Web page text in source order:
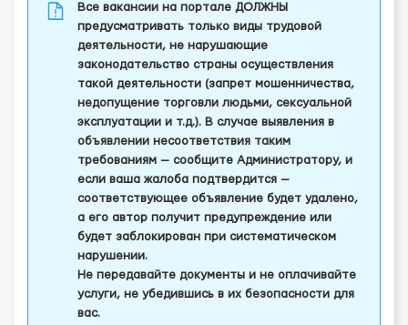
Все вакансии на портале ДОЛЖНЫ
предусматривать только виды трудовой
деятельности, не нарушающие
законодательство страны осуществления
такой деятельности (запрет мошенничества,
недопущение торговли людьми, сексуальной
эксплуатации и т.д.). В случае выявления в
объявлении несоответствия таким
требованиям — сообщите Администратору, и
если ваша жалоба подтвердится —
соответствующее объявление будет удалено,
а его автор получит предупреждение или
будет заблокирован при систематическом
нарушении.
Не передавайте документы и не оплачивайте
услуги, не убедившись в их безопасности для
вас.